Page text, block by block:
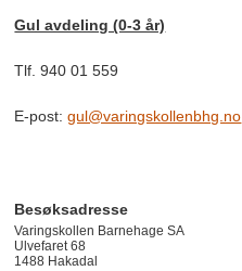
Gul avdeling (0-3 år)
Tlf. 940 01 559
E-post:gul@varingskollenbhg.no
Besøksadresse
Varingskollen Barnehage SA
Ulvefaret 68
1488 Hakadal